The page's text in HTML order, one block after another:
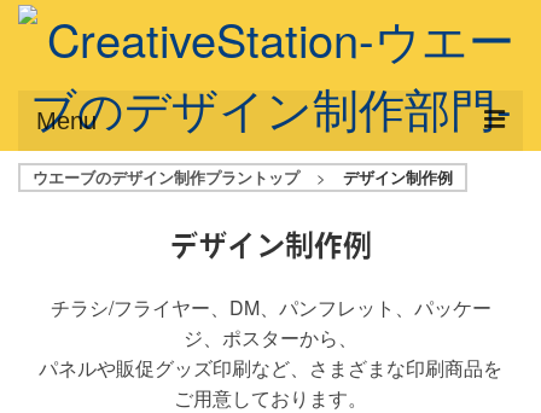
Menu
サービス概要
デザインプラン
フルデザイン
データ修正
ウエーブのデザイン制作プラントップ > デザイン制作例
デザイン制作例
チラシ/フライヤー、DM、パンフレット、パッケー
ジ、ポスターから、
パネルや販促グッズ印刷など、さまざまな印刷商品を
ご用意しております。